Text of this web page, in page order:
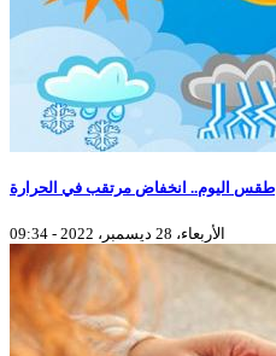
طقس اليوم.. انخفاض مرتقب في الحرارة
الأربعاء، 28 ديسمبر، 2022 - 09:34